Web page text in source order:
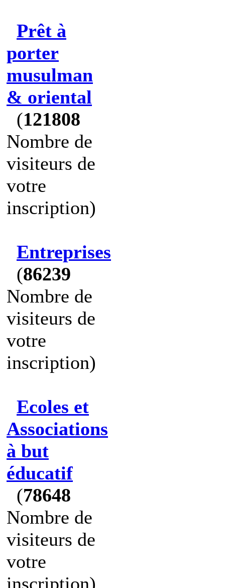
Prêt à
porter
musulman
& oriental
(121808
Nombre de
visiteurs de
votre
inscription)
Entreprises
(86239
Nombre de
visiteurs de
votre
inscription)
Ecoles et
Associations
à but
éducatif
(78648
Nombre de
visiteurs de
votre
inscription)